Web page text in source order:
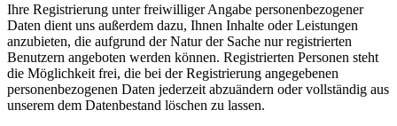
Ihre Registrierung unter freiwilliger Angabe personenbezogener
Daten dient uns außerdem dazu, Ihnen Inhalte oder Leistungen
anzubieten, die aufgrund der Natur der Sache nur registrierten
Benutzern angeboten werden können. Registrierten Personen steht
die Möglichkeit frei, die bei der Registrierung angegebenen
personenbezogenen Daten jederzeit abzuändern oder vollständig aus
unserem dem Datenbestand löschen zu lassen.